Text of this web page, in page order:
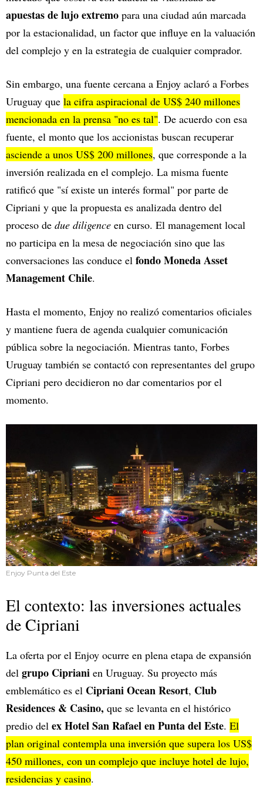
apuestas de lujo extremo para una ciudad aún marcada
por la estacionalidad, un factor que influye en la valuación
del complejo y en la estrategia de cualquier comprador.
Sin embargo, una fuente cercana a Enjoy aclaró a Forbes
Uruguay que la cifra aspiracional de US$ 240 millones
mencionada en la prensa "no es tal". De acuerdo con esa
fuente, el monto que los accionistas buscan recuperar
asciende a unos US$ 200 millones, que corresponde a la
inversión realizada en el complejo. La misma fuente
ratificó que "sí existe un interés formal" por parte de
Cipriani y que la propuesta es analizada dentro del
proceso de due diligence en curso. El management local
no participa en la mesa de negociación sino que las
conversaciones las conduce el fondo Moneda Asset
Management Chile.
Hasta el momento, Enjoy no realizó comentarios oficiales
y mantiene fuera de agenda cualquier comunicación
pública sobre la negociación. Mientras tanto, Forbes
Uruguay también se contactó con representantes del grupo
Cipriani pero decidieron no dar comentarios por el
momento.
Enjoy Punta del Este
El contexto: las inversiones actuales
de Cipriani
La oferta por el Enjoy ocurre en plena etapa de expansión
del grupo Cipriani en Uruguay. Su proyecto más
emblemático es el Cipriani Ocean Resort, Club
Residences & Casino, que se levanta en el histórico
predio del ex Hotel San Rafael en Punta del Este. El
plan original contempla una inversión que supera los US$
450 millones, con un complejo que incluye hotel de lujo,
residencias y casino.